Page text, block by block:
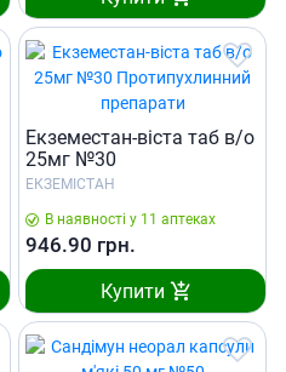
Екземестан-вiста таб в/о
25мг №30
ЕКЗЕМІСТАН
В наявності у 11 аптеках
946.90 грн.
Купити